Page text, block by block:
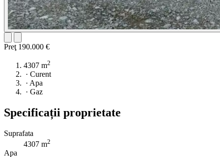
Preţ 190.000 €
4307 m2
· Curent
· Apa
· Gaz
Specificații proprietate
Suprafata
4307 m2
Apa